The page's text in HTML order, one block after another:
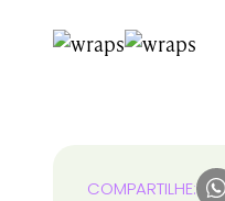
COMPARTILHE: